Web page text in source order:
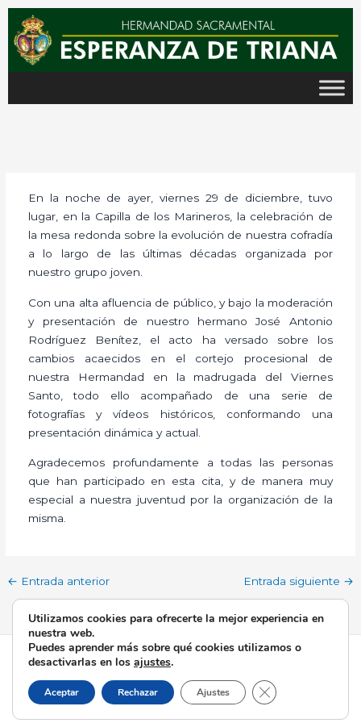
contenido
En la noche de ayer, viernes 29 de diciembre, tuvo
lugar, en la Capilla de los Marineros, la celebración de
la mesa redonda sobre la evolución de nuestra cofradía
a lo largo de las últimas décadas organizada por
nuestro grupo joven.
Con una alta afluencia de público, y bajo la moderación
y presentación de nuestro hermano José Antonio
Rodríguez Benítez, el acto ha versado sobre los
cambios acaecidos en el cortejo procesional de
nuestra Hermandad en la madrugada del Viernes
Santo, todo ello acompañado de una serie de
fotografías y vídeos históricos, conformando una
presentación dinámica y actual.
Agradecemos profundamente a todas las personas
que han participado en esta cita, y de manera muy
especial a nuestra juventud por la organización de la
misma.
← Entrada anterior Entrada siguiente →
Todos los derechos © 2026 Esperanza de Triana | Funciona
gracias aTema Astra para WordPress
Utilizamos cookies para ofrecerte la mejor experiencia en
nuestra web.
Puedes aprender más sobre qué cookies utilizamos o
desactivarlas en los ajustes.
Aceptar Rechazar Ajustes Cerrar el banner